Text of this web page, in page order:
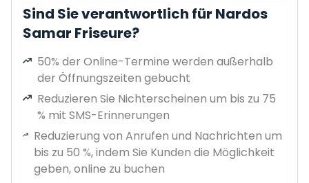
Sind Sie verantwortlich für Nardos
Samar Friseure?
50% der Online-Termine werden außerhalb
der Öffnungszeiten gebucht
Reduzieren Sie Nichterscheinen um bis zu 75
% mit SMS-Erinnerungen
Reduzierung von Anrufen und Nachrichten um
bis zu 50 %, indem Sie Kunden die Möglichkeit
geben, online zu buchen